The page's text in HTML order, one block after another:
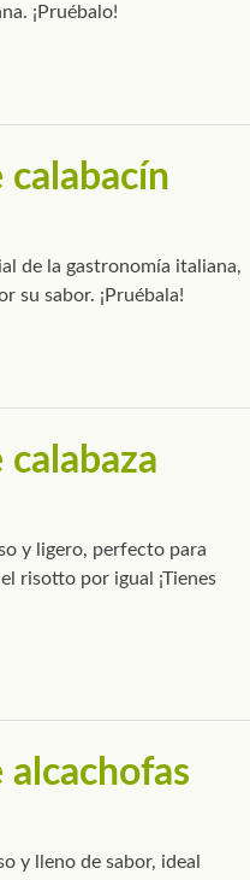
¡Pruébalo!
calabacín
de la gastronomía italiana,
su sabor. ¡Pruébala!
y ligero, perfecto para
risotto por igual ¡Tienes
alcachofas
y lleno de sabor, ideal